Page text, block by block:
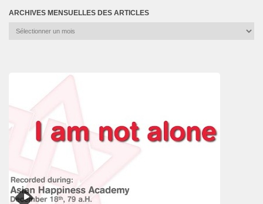
ARCHIVES MENSUELLES DES ARTICLES
Archives